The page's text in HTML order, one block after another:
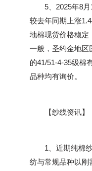
5、2025年8月
较去年同期上涨
地棉现货价格稳定
一般，圣约金地区
的41/51-4-35级棉
品种均有询价。
【纱线资讯】
1、近期纯棉纱
纺与常规品种以刚